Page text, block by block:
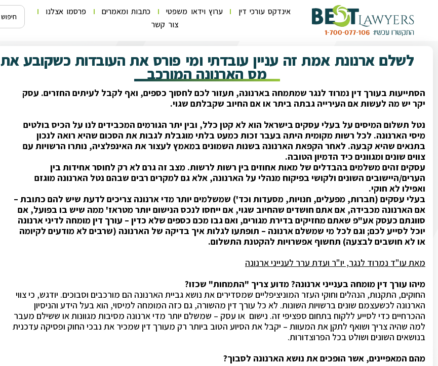
אינדקס עורכי דין ערוץ וידאו משפטי כתבות ומאמרים
פרסמו אצלנו
צור קשר
לשלם ארנונת אמת זה עניין עובדתי ומי פורס את העובדות כשקובע את
מס הארנונה המורכב
הסתייעות בעורך דין נמרוד לנגר שמתמחה בארנונה, תעזור לכם לחסוך כספים, ואף לקבל לעיתים החזרים. עסק
יקר יש מה לעשות אם העירייה גבתה ביתר או אם החיוב שקבלתם שגוי.
נטל תשלום המיסים על בעלי עסקים בישראל הוא לא קטן כלל, ובין יתר הגורמים המכבידים לנו על הכיס בולטים
מיסי הארנונה. לכל רשות מקומית היתה בעבר זכות כמעט בלתי מוגבלת לגבות את הסכום שהיא רואה לנכון
בתנאים שהיא קבעה. לאחר הקפאת הארנונה בשנות השמונים במאמץ לעצור את האינפלציה, נותרו הרשויות עם
צווים שונים ומגוונים כיד הדמיון הטובה.
עסקים זהים משלמים בהבדלים של מאות אחוזים בין רשות לרשות. מצב זה גרם לא רק לחוסר אחידות בין
הערים/היישובים השונים ולקושי בפיקוח מנהלי על הארנונה, אלא גם למקרים רבים שבהם נטל הארנונה מוגזם
ואפילו לא חוקי.
בעלי עסקים (חברות, מפעלים, חנויות, מסעדות וכד') שמשלמים יותר מדי ארנונה צריכים לדעת שיש להם כתובת –
אם הארנונה מכבידה, אם אתם חושדים שהחיוב שגוי, אם ייחסו לנכס הנישום יותר מטראז' ממה שיש בו בפועל, אם
סווגתם כעסק אע"פ שאתם מחזיקים בדירת מגורים, ואם גבו מכם כספים שלא כדין – עורך דין מומחה לדיני ארנונה
יוכל לסייע לכם; וגם לכל מי שמשלם ארנונה – תופתעו לגלות איך בדיקה של הארנונה (שרבים לא מודעים לקיומה
או לא חושבים לבצעה) תחשוף אפשרויות להקטנת התשלום.
מאת עו"ד נמרוד לנגר, יו"ר ועדת ערר לענייני ארנונה
מיהו עורך דין מומחה בענייני ארנונה? מדוע צריך "התמחות" שכזו?
החוקים, התקנות, הנהלים וחוקי העזר המוניציפליים שמסדירים את נושא גביית הארנונה הם מורכבים וסבוכים. יודגש, כי צווי
הארנונה לכשעצמם שונים ברשויות השונות. לא כל עורך דין מהשורה, גם כזה המומחה למיסוי, הוא בעל הידע והניסיון
ההכרחיים כדי לסייע ללקוח בתחום ספציפי זה. נישום או עסק – שמשלם יותר מדי ארנונה מסיבות מגוונות או ששילם מעבר
למה שהיה צריך ושואף לתקן את המעוות – יקבל את הסיוע הטוב ביותר רק מעורך דין שמכיר את נבכי החוק ופסיקה עדכנית
בנושאים השונים ושולט בכל הפרוצדורות.
מהם המאפיינים, אשר הופכים את נושא הארנונה לסבוך?